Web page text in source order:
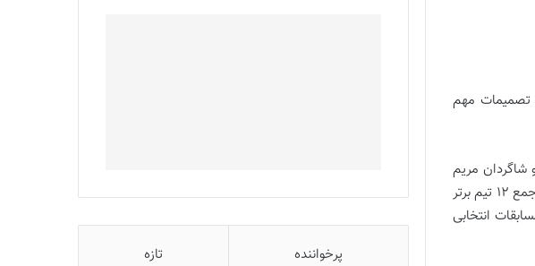
همگان چشم‌انتظار تصمیمات مهم
شاگردان مریم
آزمون به لطف برتری یک‌گله در بازی رفت توانستند با کسب نتیجه تساوی 1-1 در بازی برگشت، صعود خود به جمع 12 تیم برتر
انتخابی
پرخواننده تازه